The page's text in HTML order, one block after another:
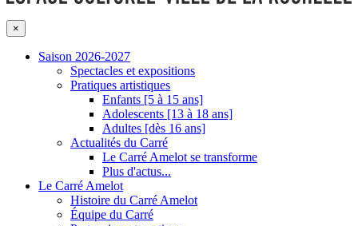
×
Saison 2026-2027
Spectacles et expositions
Pratiques artistiques
Enfants [5 à 15 ans]
Adolescents [13 à 18 ans]
Adultes [dès 16 ans]
Actualités du Carré
Le Carré Amelot se transforme
Plus d'actus...
Le Carré Amelot
Histoire du Carré Amelot
Équipe du Carré